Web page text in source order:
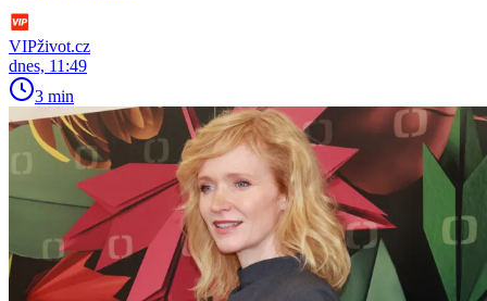
VIPživot.cz
dnes, 11:49
3 min